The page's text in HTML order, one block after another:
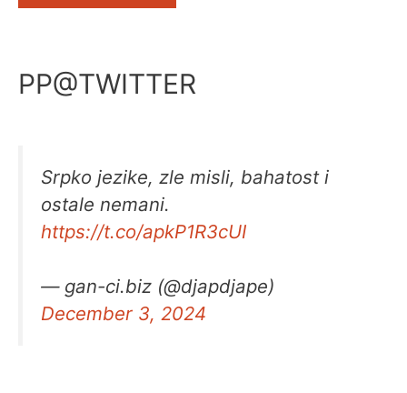
PP@TWITTER
Srpko jezike, zle misli, bahatost i
ostale nemani.
https://t.co/apkP1R3cUI
— gan-ci.biz (@djapdjape)
December 3, 2024